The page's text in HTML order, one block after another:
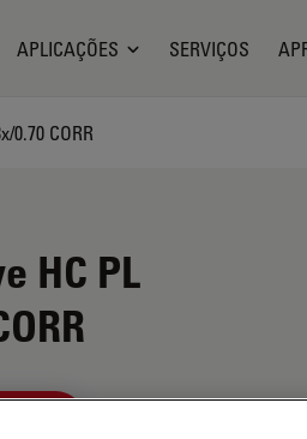
APLICAÇÕES SERVIÇOS
0.70 CORR
HC PL